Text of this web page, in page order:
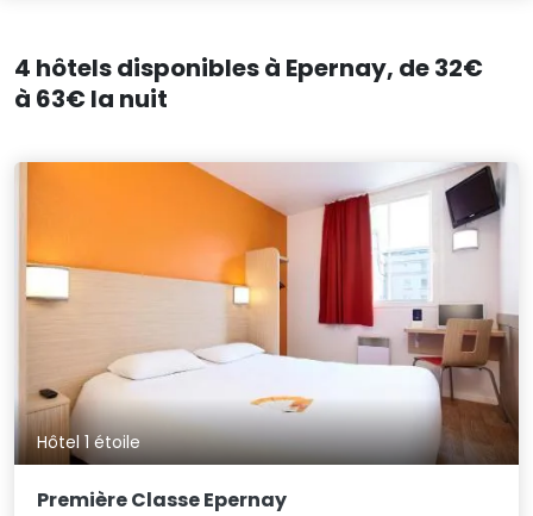
4 hôtels disponibles à Epernay, de 32€
à 63€ la nuit
Hôtel 1 étoile
Première Classe Epernay